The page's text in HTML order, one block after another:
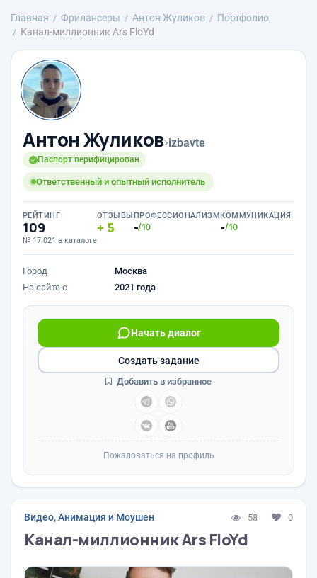
Главная Фрилансеры Антон Жуликов
Портфолио
Канал-миллионник Ars FloYd
Антон Жуликов›izbavte
Паспорт верифицирован
Ответственный и опытный исполнитель
РЕЙТИНГ
109
№ 17 021 в каталоге
ОТЗЫВЫ
5
ПРОФЕССИОНАЛИЗМ
-/10
КОММУНИКАЦИЯ
-/10
Город
Москва
На сайте с
2021 года
Начать диалог
Создать задание
Добавить в избранное
Пожаловаться на профиль
Видео, Анимация и Моушен 58 0
Канал-миллионник Ars FloYd